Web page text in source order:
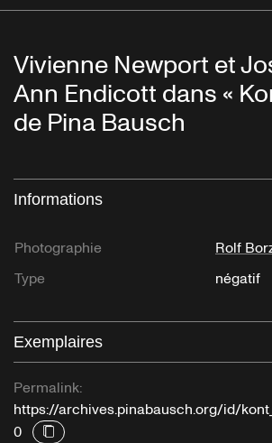
Vivienne Newport et
Ann Endicott dans «
de Pina Bausch
Informations
Photographie
Rolf
Type
négatif
Exemplaires
Permalink:
https://archives.pinabausch.org/id/
0